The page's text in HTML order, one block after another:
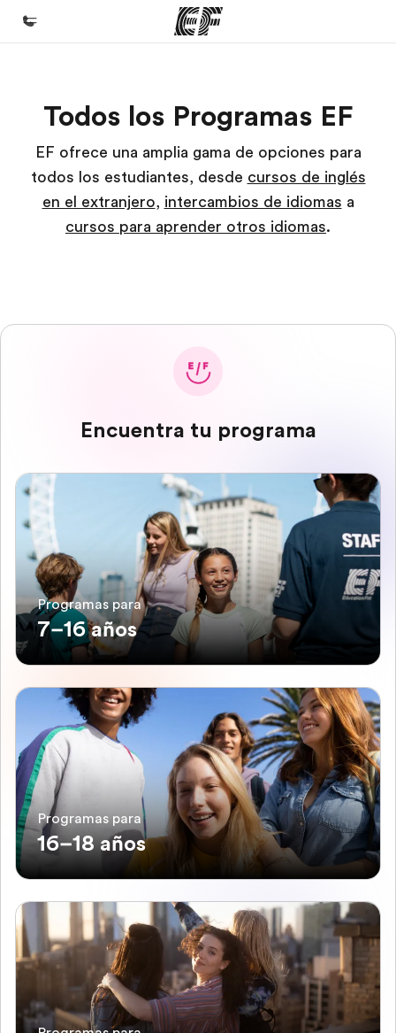
Bienvenido a EF
Programas
Ver todo lo que hacemos
Oficinas
Trabajos
Todos los Programas EF
EF ofrece una amplia gama de opciones para
todos los estudiantes, desde cursos de inglés
en el extranjero, intercambios de idiomas a
cursos para aprender otros idiomas.
Encuentra tu programa
Programas para
7–16 años
Programas para
16–18 años